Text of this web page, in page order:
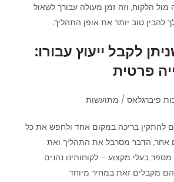
הלקוח, וזה זמן מעולה עבורך לשאול
להבין טוב יותר את אופן התהליך.
לקבל ייעוץ עבורו:
פרטית
פיברגלאס / מתועשות
להתקין בריכה במקום אחד ולחפש את כל
אחר, הדבר מסרבל את התהליך ואת
בעלי מקצוע – לקוחותינו נהנים
מקבלים זאת במחיר מיוחד.